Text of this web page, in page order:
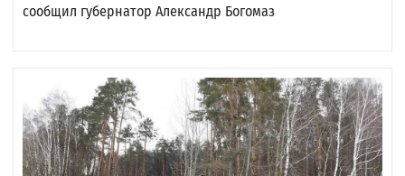
сообщил губернатор Александр Богомаз